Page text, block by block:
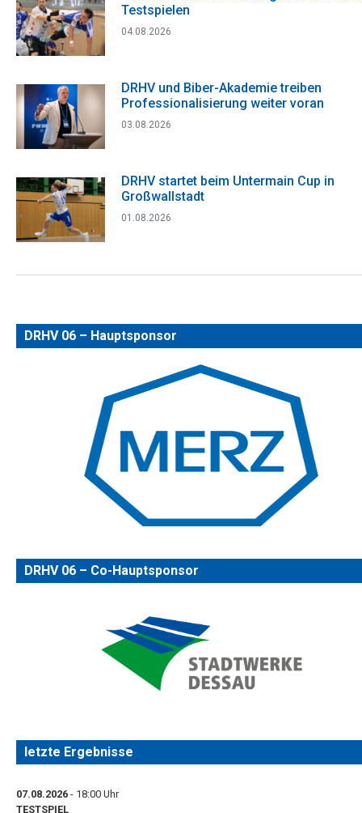
Testspielen
04.08.2026
DRHV und Biber-Akademie treiben
Professionalisierung weiter voran
03.08.2026
DRHV startet beim Untermain Cup in
Großwallstadt
01.08.2026
DRHV 06 – Hauptsponsor
DRHV 06 – Co-Hauptsponsor
letzte Ergebnisse
07.08.2026 - 18:00 Uhr
TESTSPIEL